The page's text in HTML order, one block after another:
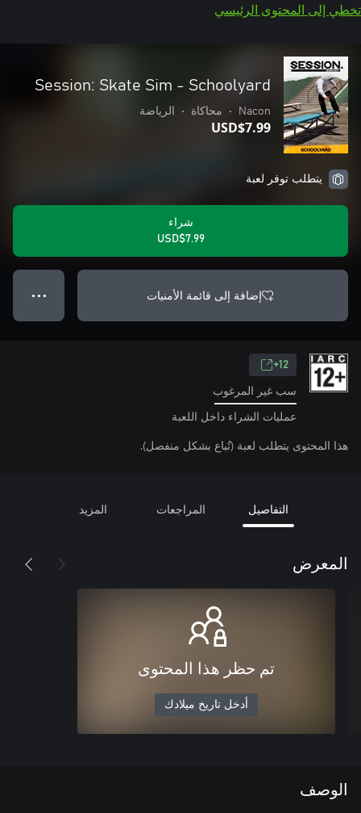
تخطي إلى المحتوى الرئيسي
Session: Skate Sim - Schoolyard
Nacon
• محاكاة • الرياضة
USD$7.99
يتطلب توفر لعبة
شراء
USD$7.99
إضافة إلى قائمة الأمنيات ● ● ●
12+
سب غير المرغوب
عمليات الشراء داخل اللعبة
هذا المحتوى يتطلب لعبة (تُباع بشكل منفصل).
التفاصيل المراجعات المزيد
المعرض
تم حظر هذا المحتوى
أدخل تاريخ ميلادك
الوصف